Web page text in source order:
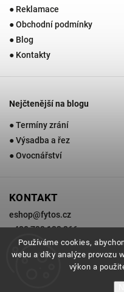
Používáme cookies,
webu a díky analýze provozu
výkon a
● Reklamace
● Obchodní podmínky
● Blog
● Kontakty
Nejčtenější na blogu
● Termíny zrání
● Výsadba a řez
● Ovocnářství
KONTAKT
eshop@fytos.cz
+420 733 133 366